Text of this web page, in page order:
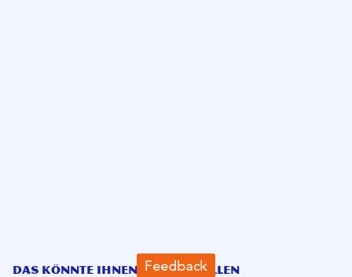
DAS KÖNNTE IHNEN AUCH GEFALLEN